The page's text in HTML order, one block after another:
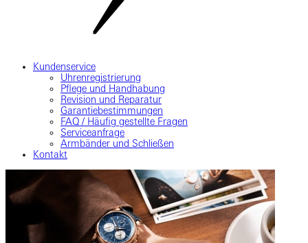
Kundenservice
Uhrenregistrierung
Pflege und Handhabung
Revision und Reparatur
Garantiebestimmungen
FAQ / Häufig gestellte Fragen
Serviceanfrage
Armbänder und Schließen
Kontakt